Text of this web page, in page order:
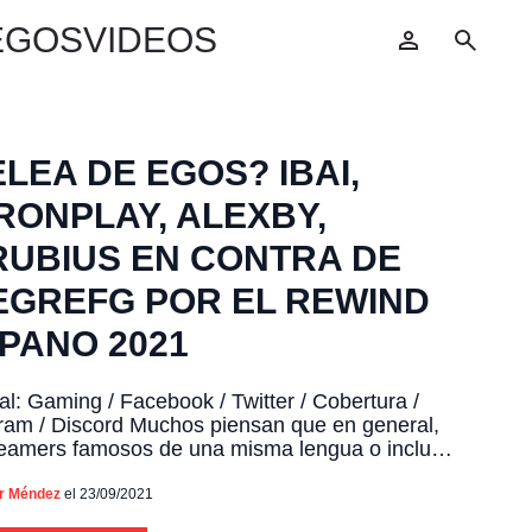
VIDEOS
DE EGOS? IBAI,
ALEXBY,
EN CONTRA DE
POR EL REWIND
2021
Gaming / Facebook / Twitter / Cobertura /
/ Discord Muchos piensan que en general,
famosos de una misma lengua o incluso
ellos, pero como en muchas otras
Méndez el 23/09/2021